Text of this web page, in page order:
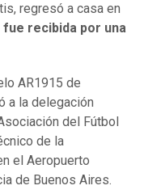
regresó a casa en
fue recibida por una
AR1915 de
a la delegación
del Fútbol
de la
el Aeropuerto
de Buenos Aires.